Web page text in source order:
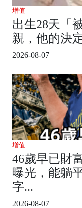
增值
出生28天「
親，他的決
2026-08-07
增值
46歲早已財
曝光，能躺
字...
2026-08-07